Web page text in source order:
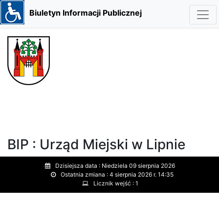
Biuletyn Informacji Publicznej
BIP : Urząd Miejski w Lipnie
Dzisiejsza data : Niedziela 09 sierpnia 2026
Ostatnia zmiana : 4 sierpnia 2026 r. 14:35
Licznik wejść : 1